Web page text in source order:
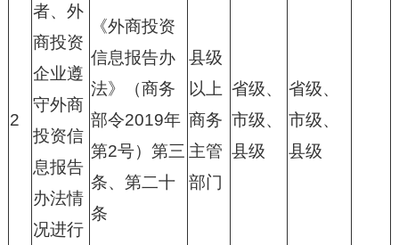
2
者、外
商投资
企业遵
守外商
投资信
息报告
办法情
况进行
《外商投资
信息报告办
法》（商务
部令2019年
第2号）第三
条、第二十
条
县级
以上
商务
主管
部门
省级、
市级、
县级
省级、
市级、
县级